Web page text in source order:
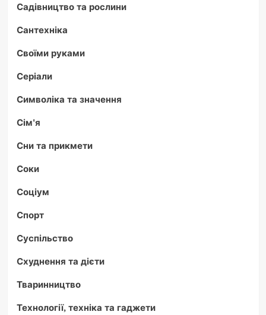
Садівництво та рослини
Сантехніка
Своїми руками
Серіали
Символіка та значення
Сім'я
Сни та прикмети
Соки
Соціум
Спорт
Суспільство
Схуднення та дієти
Тваринництво
Технології, техніка та гаджети